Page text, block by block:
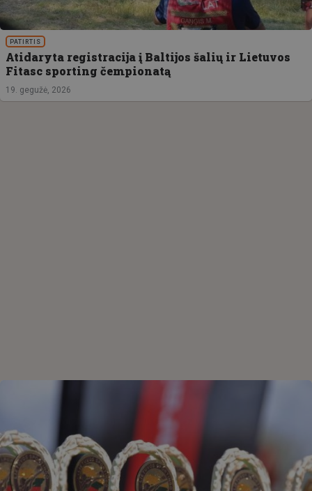
PATIRTIS
Atidaryta registracija į Baltijos šalių ir Lietuvos
Fitasc sporting čempionatą
19. gegužė, 2026